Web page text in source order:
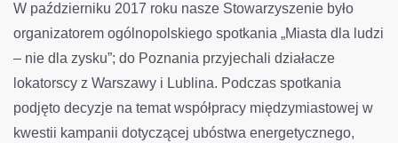
W październiku 2017 roku nasze Stowarzyszenie było
organizatorem ogólnopolskiego spotkania „Miasta dla ludzi
– nie dla zysku”; do Poznania przyjechali działacze
lokatorscy z Warszawy i Lublina. Podczas spotkania
podjęto decyzje na temat współpracy międzymiastowej w
kwestii kampanii dotyczącej ubóstwa energetycznego,